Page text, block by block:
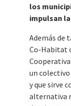
los
impulsan
Además de
Co-Habitat
Cooperativa
un colectivo
y que sirve
alternativa